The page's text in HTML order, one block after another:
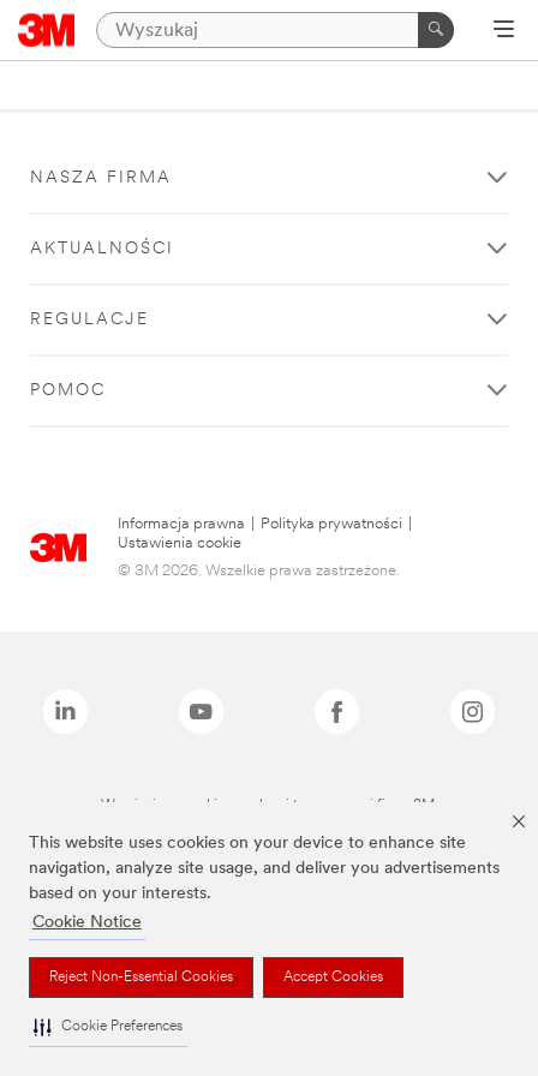
This website uses cookies on your device to enhance site
navigation, analyze site usage, and deliver you advertisements
based on your interests.
Cookie Notice
Reject Non-Essential Cookies Accept Cookies
Cookie Preferences
NASZA FIRMA
AKTUALNOŚCI
REGULACJE
POMOC
Informacja prawna Polityka prywatności
Ustawienia cookie
© 3M 2026. Wszelkie prawa zastrzeżone.
Wymienione marki są znakami towarowymi firmy 3M.